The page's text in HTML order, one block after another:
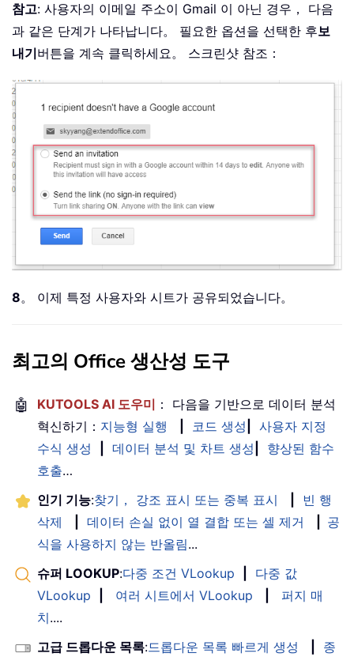
참고: 사용자의 이메일 주소이 Gmail 이 아닌 경우， 다음
과 같은 단계가 나타납니다。 필요한 옵션을 선택한 후보
내기버튼을 계속 클릭하세요。 스크린샷 참조：
8。 이제 특정 사용자와 시트가 공유되었습니다。
최고의 Office 생산성 도구
🤖 KUTOOLS AI 도우미 ： 다음을 기반으로 데이터 분석
혁신하기： 지능형 실행 코드 생성
사용자 지정
수식 생성
데이터 분석 및 차트 생성
향상된 함수
호출…
인기 기능:찾기， 강조 표시 또는 중복 표시
빈 행
삭제
데이터 손실 없이 열 결합 또는 셀 제거
공
식을 사용하지 않는 반올림...
슈퍼 LOOKUP:다중 조건 VLookup
다중 값
VLookup
여러 시트에서 VLookup
퍼지 매
치....
고급 드롭다운 목록:드롭다운 목록 빠르게 생성
종